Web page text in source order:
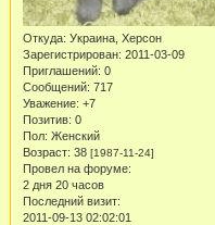
Откуда: Украина, Херсон
Зарегистрирован: 2011-03-09
Приглашений: 0
Сообщений: 717
Уважение: +7
Позитив: 0
Пол: Женский
Возраст: 38 [1987-11-24]
Провел на форуме:
2 дня 20 часов
Последний визит:
2011-09-13 02:02:01